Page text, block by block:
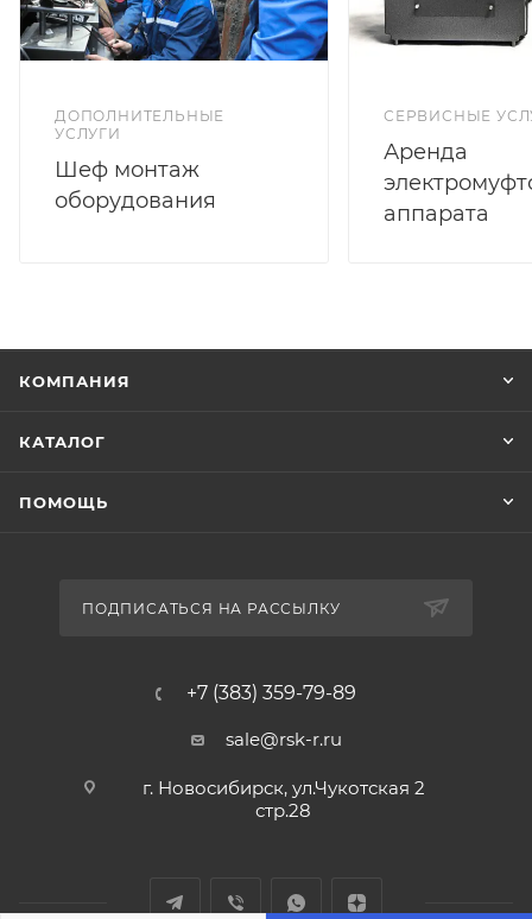
ДОПОЛНИТЕЛЬНЫЕ
УСЛУГИ
Шеф монтаж
оборудования
СЕРВИСНЫЕ
Аренда
аппарата
КОМПАНИЯ
КАТАЛОГ
ПОМОЩЬ
ПОДПИСАТЬСЯ НА РАССЫЛКУ
+7 (383) 359-79-89
sale@rsk-r.ru
г. Новосибирск, ул.Чукотская 2
стр.28